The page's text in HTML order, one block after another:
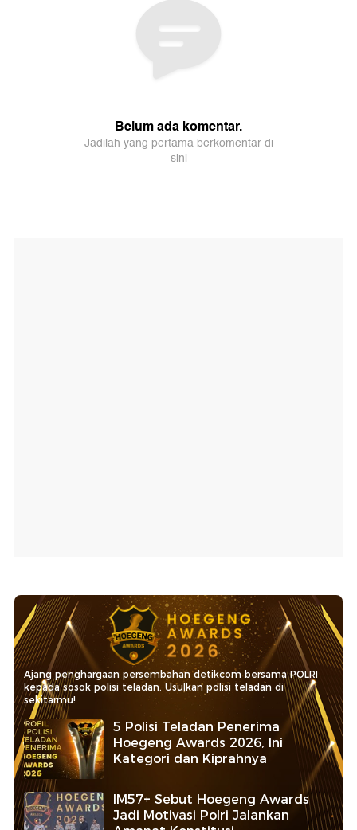
Ajang penghargaan persembahan detikcom bersama POLRI
kepada sosok polisi teladan. Usulkan polisi teladan di
sekitarmu!
5 Polisi Teladan Penerima
Hoegeng Awards 2026, Ini
Kategori dan Kiprahnya
IM57+ Sebut Hoegeng Awards
Jadi Motivasi Polri Jalankan